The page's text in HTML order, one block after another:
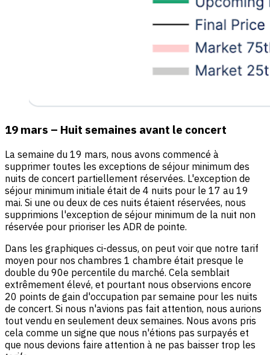
19 mars – Huit semaines avant le concert
La semaine du 19 mars, nous avons commencé à
supprimer toutes les exceptions de séjour minimum des
nuits de concert partiellement réservées. L'exception de
séjour minimum initiale était de 4 nuits pour le 17 au 19
mai. Si une ou deux de ces nuits étaient réservées, nous
supprimions l'exception de séjour minimum de la nuit non
réservée pour prioriser les ADR de pointe.
Dans les graphiques ci-dessus, on peut voir que notre tarif
moyen pour nos chambres 1 chambre était presque le
double du 90e percentile du marché. Cela semblait
extrêmement élevé, et pourtant nous observions encore
20 points de gain d'occupation par semaine pour les nuits
de concert. Si nous n'avions pas fait attention, nous aurions
tout vendu en seulement deux semaines. Nous avons pris
cela comme un signe que nous n'étions pas surpayés et
que nous devions faire attention à ne pas baisser trop les